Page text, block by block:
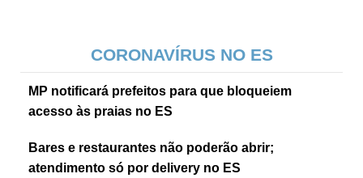
CORONAVÍRUS NO ES
MP notificará prefeitos para que bloqueiem
acesso às praias no ES
Bares e restaurantes não poderão abrir;
atendimento só por delivery no ES